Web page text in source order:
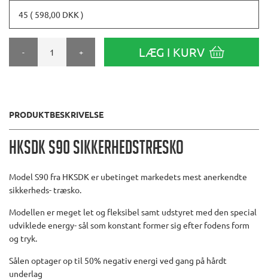
45 ( 598,00 DKK )
- + LÆG I KURV
PRODUKTBESKRIVELSE
HKSDK S90 Sikkerhedstræsko
Model S90 fra HKSDK er ubetinget markedets mest anerkendte
sikkerheds- træsko.
Modellen er meget let og fleksibel samt udstyret med den special
udviklede energy- sål som konstant former sig efter fodens form
og tryk.
Sålen optager op til 50% negativ energi ved gang på hårdt
underlag